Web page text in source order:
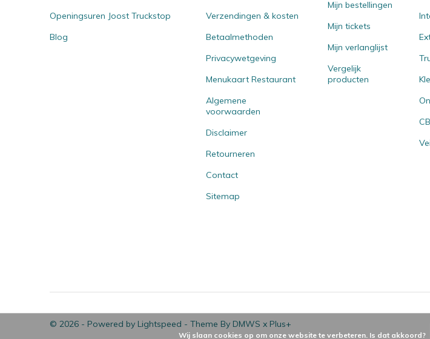
Openingsuren Joost Truckstop
Blog
Verzendingen & kosten
Betaalmethoden
Privacywetgeving
Menukaart Restaurant
Algemene
voorwaarden
Disclaimer
Retourneren
Contact
Sitemap
Mijn bestellingen
Mijn tickets
Mijn verlanglijst
Vergelijk
producten
© 2026 - Powered by Lightspeed - Theme By DMWS x Plus+
Wij slaan cookies op om onze website te verbeteren. Is dat akkoord?